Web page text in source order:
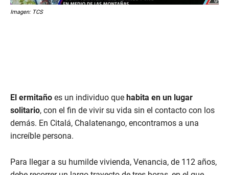
Imagen: TCS
El ermitaño es un individuo que habita en un lugar
solitario, con el fin de vivir su vida sin el contacto con los
demás. En Citalá, Chalatenango, encontramos a una
increíble persona.
Para llegar a su humilde vivienda, Venancia, de 112 años,